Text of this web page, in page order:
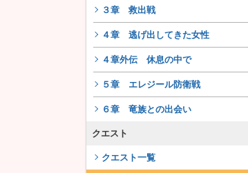
３章 救出戦
４章 逃げ出してきた女性
４章外伝 休息の中で
５章 エレジール防衛戦
６章 竜族との出会い
クエスト
クエスト一覧